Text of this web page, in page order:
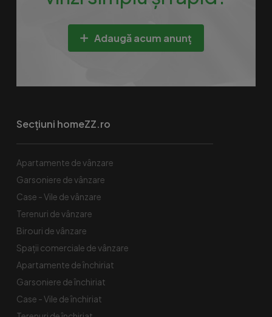
Adaugă acum anunț
Secțiuni homeZZ.ro
Apartamente de vânzare
Garsoniere de vânzare
Case - Vile de vânzare
Terenuri de vânzare
Birouri de vânzare
Spaţii comerciale de vânzare
Apartamente de închiriat
Garsoniere de închiriat
Case - Vile de închiriat